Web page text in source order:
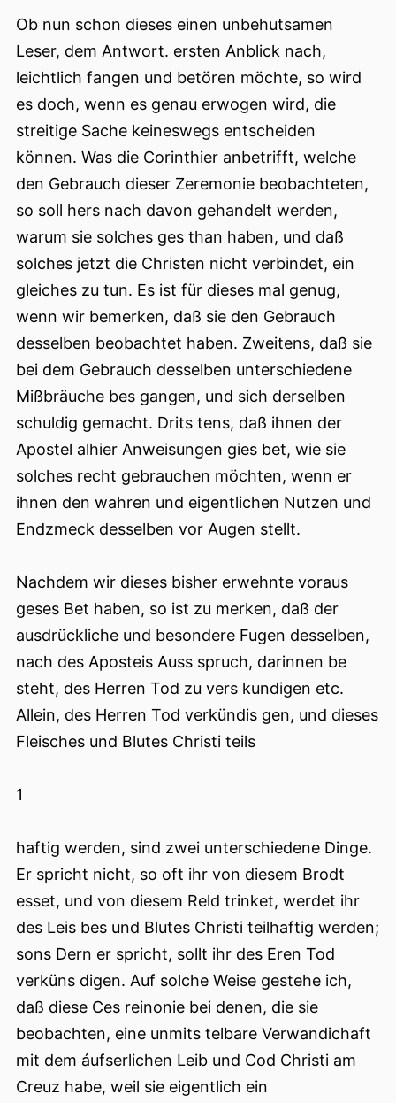
Ob nun schon dieses einen unbehutsamen
Leser, dem Antwort. ersten Anblick nach,
leichtlich fangen und betören möchte, so wird
es doch, wenn es genau erwogen wird, die
streitige Sache keineswegs entscheiden
können. Was die Corinthier anbetrifft, welche
den Gebrauch dieser Zeremonie beobachteten,
so soll hers nach davon gehandelt werden,
warum sie solches ges than haben, und daß
solches jetzt die Christen nicht verbindet, ein
gleiches zu tun. Es ist für dieses mal genug,
wenn wir bemerken, daß sie den Gebrauch
desselben beobachtet haben. Zweitens, daß sie
bei dem Gebrauch desselben unterschiedene
Mißbräuche bes gangen, und sich derselben
schuldig gemacht. Drits tens, daß ihnen der
Apostel alhier Anweisungen gies bet, wie sie
solches recht gebrauchen möchten, wenn er
ihnen den wahren und eigentlichen Nutzen und
Endzmeck desselben vor Augen stellt.
Nachdem wir dieses bisher erwehnte voraus
geses Bet haben, so ist zu merken, daß der
ausdrückliche und besondere Fugen desselben,
nach des Aposteis Auss spruch, darinnen be
steht, des Herren Tod zu vers kundigen etc.
Allein, des Herren Tod verkündis gen, und dieses
Fleisches und Blutes Christi teils
1
haftig werden, sind zwei unterschiedene Dinge.
Er spricht nicht, so oft ihr von diesem Brodt
esset, und von diesem Reld trinket, werdet ihr
des Leis bes und Blutes Christi teilhaftig werden;
sons Dern er spricht, sollt ihr des Eren Tod
verküns digen. Auf solche Weise gestehe ich,
daß diese Ces reinonie bei denen, die sie
beobachten, eine unmits telbare Verwandichaft
mit dem áufserlichen Leib und Cod Christi am
Creuz habe, weil sie eigentlich ein